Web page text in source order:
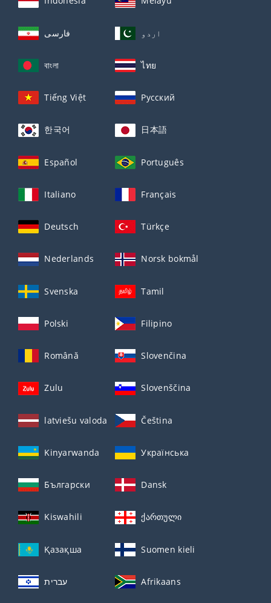
فارسی اردو
বাংলা ไทย
Tiếng Việt Русский
한국어 日本語
Español Português
Italiano Français
Deutsch Türkçe
Nederlands Norsk bokmål
Svenska Tamil
Polski Filipino
Română Slovenčina
Zulu Slovenščina
latviešu valoda Čeština
Kinyarwanda Українська
Български Dansk
Kiswahili ქართული
Қазақша Suomen kieli
עברית Afrikaans